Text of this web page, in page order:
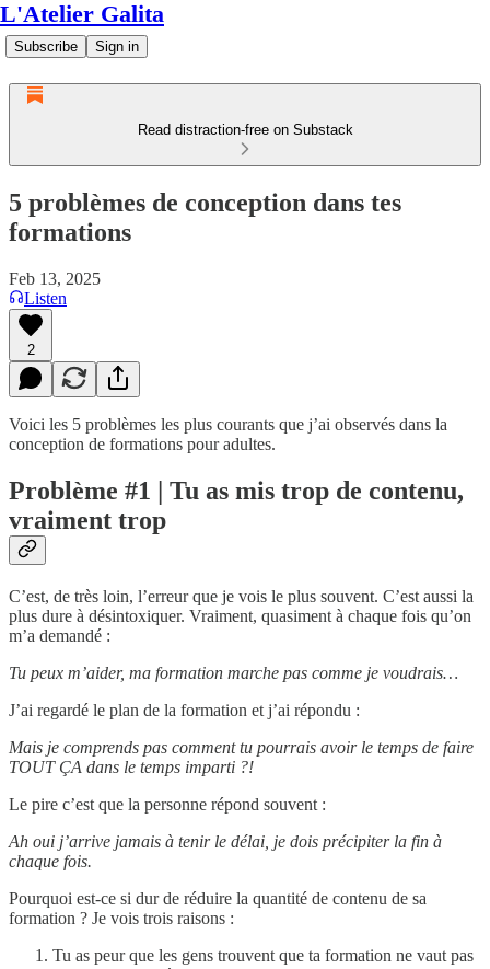
L'Atelier Galita
Subscribe Sign in
Read distraction-free on Substack
5 problèmes de conception dans tes
formations
Feb 13, 2025
Listen
2
Voici les 5 problèmes les plus courants que j’ai observés dans la
conception de formations pour adultes.
Problème #1 | Tu as mis trop de contenu,
vraiment trop
C’est, de très loin, l’erreur que je vois le plus souvent. C’est aussi la
plus dure à désintoxiquer. Vraiment, quasiment à chaque fois qu’on
m’a demandé :
Tu peux m’aider, ma formation marche pas comme je voudrais…
J’ai regardé le plan de la formation et j’ai répondu :
Mais je comprends pas comment tu pourrais avoir le temps de faire
TOUT ÇA dans le temps imparti ?!
Le pire c’est que la personne répond souvent :
Ah oui j’arrive jamais à tenir le délai, je dois précipiter la fin à
chaque fois.
Pourquoi est-ce si dur de réduire la quantité de contenu de sa
formation ? Je vois trois raisons :
Tu as peur que les gens trouvent que ta formation ne vaut pas